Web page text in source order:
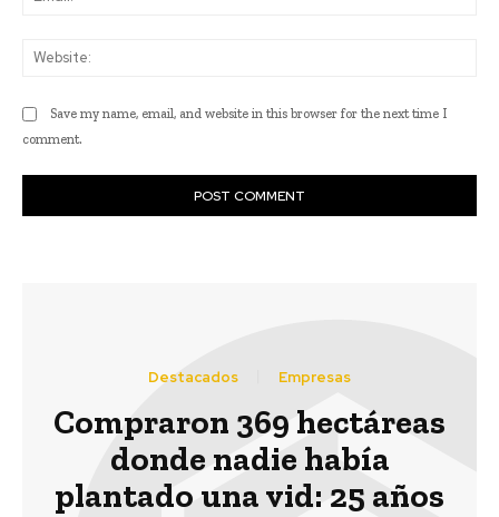
Save my name, email, and website in this browser for the next time I
comment.